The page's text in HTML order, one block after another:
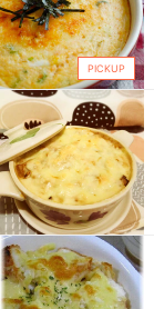
PICKUP